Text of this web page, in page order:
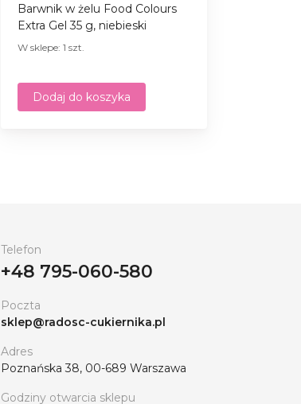
Barwnik w żelu Food Colours
Extra Gel 35 g, niebieski
W sklepe: 1 szt.
Dodaj do koszyka
Telefon
+48 795-060-580
Poczta
sklep@radosc-cukiernika.pl
Adres
Poznańska 38, 00-689 Warszawa
Godziny otwarcia sklepu